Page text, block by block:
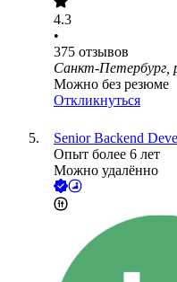
4.3
•
375 отзывов
Санкт-Петербург,
Можно без резюме
Откликнуться
Senior Backend
Опыт более 6 лет
Можно удалённо